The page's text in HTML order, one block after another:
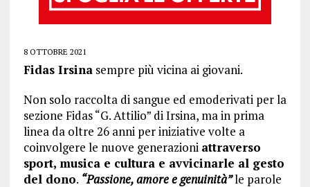
8 OTTOBRE 2021
Fidas Irsinasempre più vicina ai giovani.
Non solo raccolta di sangue ed emoderivati per la
sezione Fidas “G. Attilio” di Irsina, ma in prima
linea da oltre 26 anni per iniziative volte a
coinvolgere le nuove generazioni attraverso
sport, musica e cultura e avvicinarle al gesto
del dono. “Passione, amore e genuinità”le parole